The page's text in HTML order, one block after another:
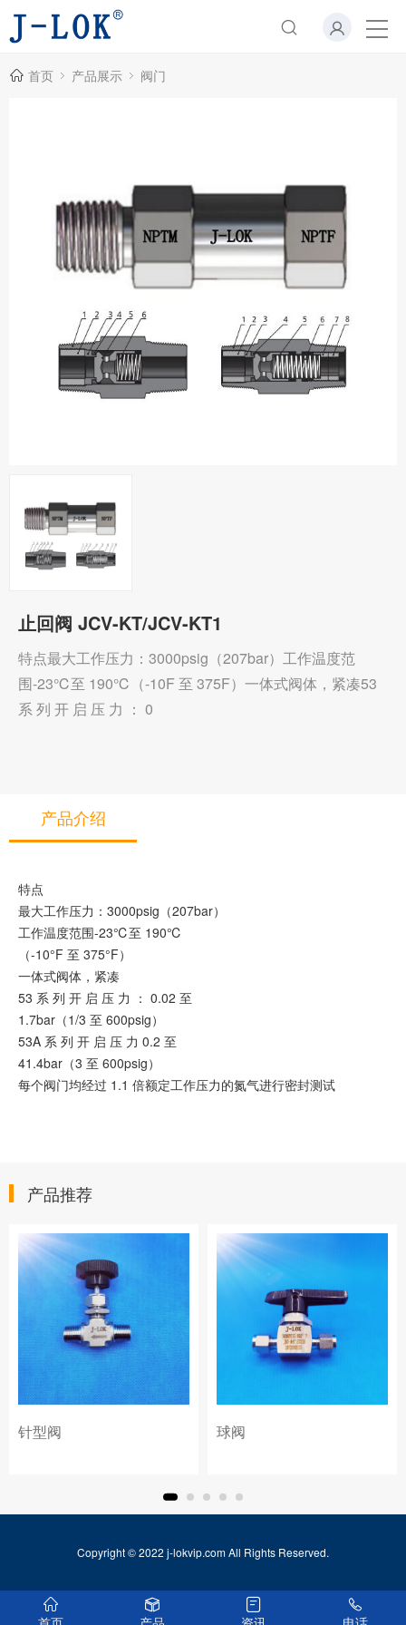
首页 产品展示 阀门
止回阀 JCV-KT/JCV-KT1
特点最大工作压力：3000psig（207bar）工作温度范
围-23℃至 190℃（-10F 至 375F）一体式阀体，紧凑53
系 列 开 启 压 力 ： 0
产品介绍
特点
最大工作压力：3000psig（207bar）
工作温度范围-23℃至 190℃
（-10°F 至 375°F）
一体式阀体，紧凑
53 系 列 开 启 压 力 ： 0.02 至
1.7bar（1/3 至 600psig）
53A 系 列 开 启 压 力 0.2 至
41.4bar（3 至 600psig）
每个阀门均经过 1.1 倍额定工作压力的氮气进行密封测试
产品推荐
针型阀 球阀
Copyright © 2022 j-lokvip.com All Rights Reserved.